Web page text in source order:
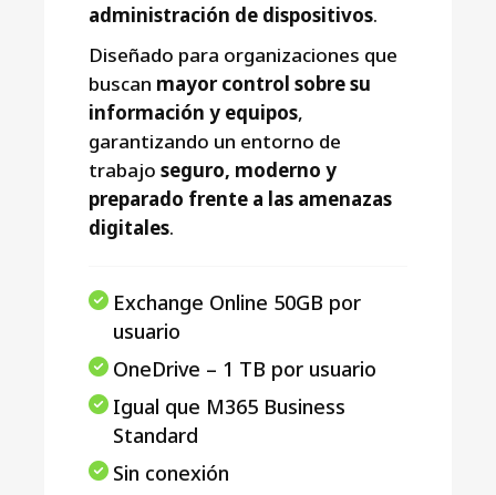
administración de dispositivos.
Diseñado para organizaciones que
buscan mayor control sobre su
información y equipos,
garantizando un entorno de
trabajo seguro, moderno y
preparado frente a las amenazas
digitales.
Exchange Online 50GB por
usuario
OneDrive – 1 TB por usuario
Igual que M365 Business
Standard
Sin conexión